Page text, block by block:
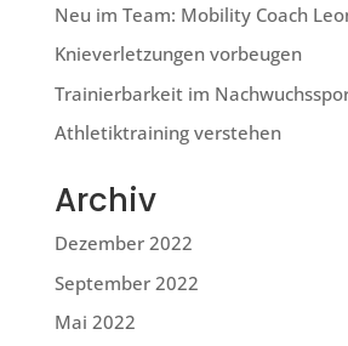
Neu im Team: Mobility Coach
Knieverletzungen vorbeugen
Trainierbarkeit im
Athletiktraining verstehen
Archiv
Dezember 2022
September 2022
Mai 2022